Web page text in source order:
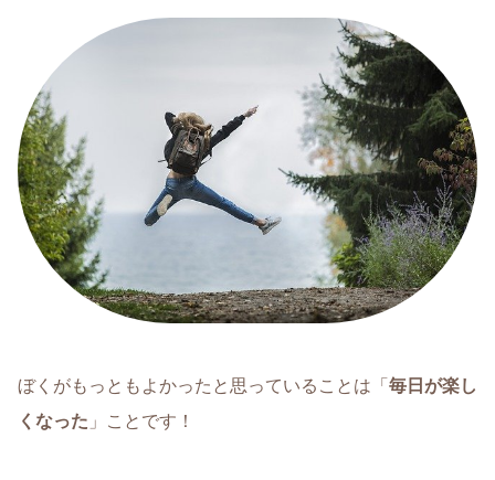
ぼくがもっともよかったと思っていることは「 毎日が楽し
くなった 」ことです！